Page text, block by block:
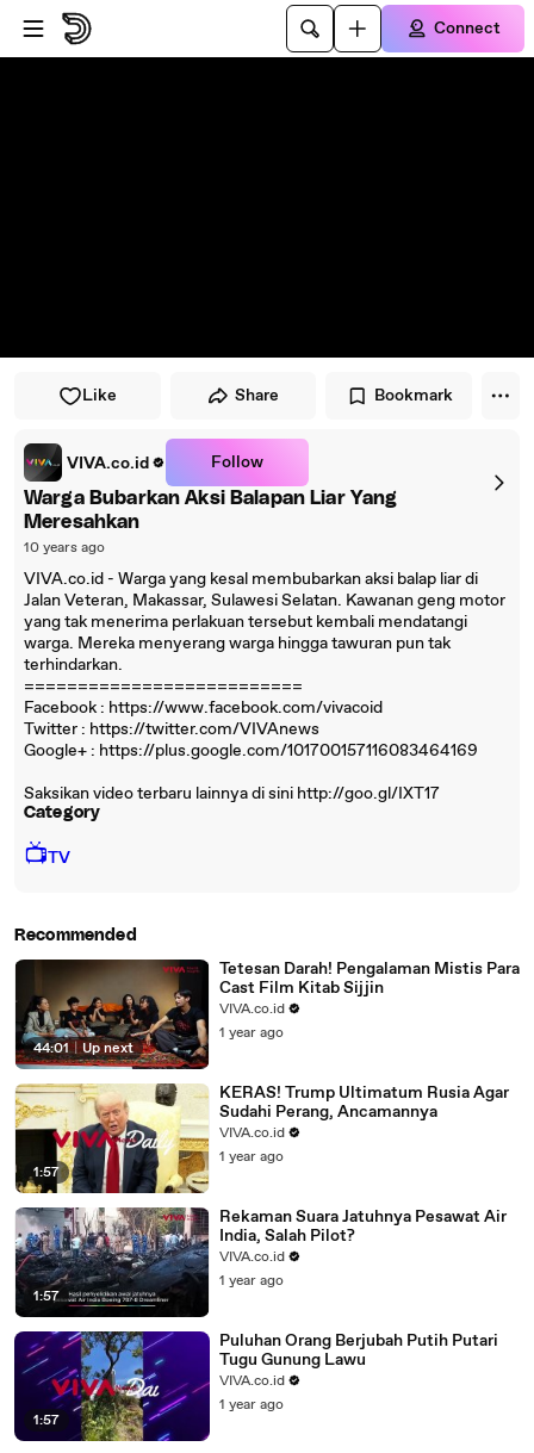
Skip to player
Skip to main content
Connect
Like Share Bookmark
VIVA.co.id Follow
Warga Bubarkan Aksi Balapan Liar Yang
Meresahkan
10 years ago
VIVA.co.id - Warga yang kesal membubarkan aksi balap liar di
Jalan Veteran, Makassar, Sulawesi Selatan. Kawanan geng motor
yang tak menerima perlakuan tersebut kembali mendatangi
warga. Mereka menyerang warga hingga tawuran pun tak
terhindarkan.
==========================
Facebook : https://www.facebook.com/vivacoid
Twitter : https://twitter.com/VIVAnews‎
Google+ : https://plus.google.com/101700157116083464169
Saksikan video terbaru lainnya di sini http://goo.gl/IXT17
Category
📺TV
Recommended
44:01 | Up next
Tetesan Darah! Pengalaman Mistis Para
Cast Film Kitab Sijjin
VIVA.co.id
1 year ago
1:57
KERAS! Trump Ultimatum Rusia Agar
Sudahi Perang, Ancamannya
VIVA.co.id
1 year ago
1:57
Rekaman Suara Jatuhnya Pesawat Air
India, Salah Pilot?
VIVA.co.id
1 year ago
1:57
Puluhan Orang Berjubah Putih Putari
Tugu Gunung Lawu
VIVA.co.id
1 year ago